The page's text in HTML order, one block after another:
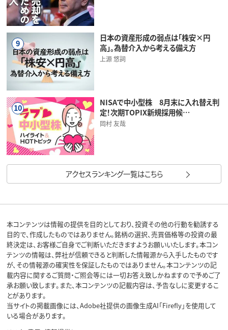
9
日本の資産形成の弱点は「株安×円
高」。為替介入から考える備え方
上源 悠詞
10
NISAで中小型株 8月末に入れ替え判
定！次期TOPIX新規採用候…
岡村 友哉
アクセスランキング一覧はこちら
本コンテンツは情報の提供を目的としており、投資その他の行動を勧誘する
目的で、作成したものではありません。銘柄の選択、売買価格等の投資の最
終決定は、お客様ご自身でご判断いただきますようお願いいたします。本コン
テンツの情報は、弊社が信頼できると判断した情報源から入手したものです
が、その情報源の確実性を保証したものではありません。本コンテンツの記
載内容に関するご質問・ご照会等には一切お答え致しかねますので予めご了
承お願い致します。また、本コンテンツの記載内容は、予告なしに変更するこ
とがあります。
当サイトの掲載画像には、Adobe社提供の画像生成AI「Firefly」を使用して
いる場合があります。